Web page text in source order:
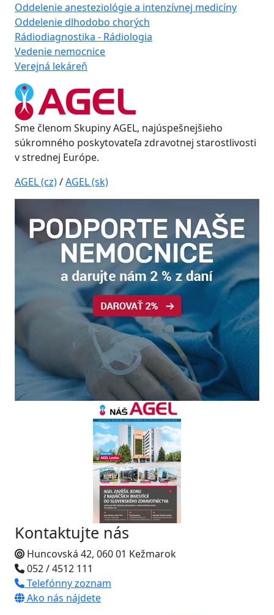
Oddelenie anesteziológie a intenzívnej medicíny
Oddelenie dlhodobo chorých
Rádiodiagnostika - Rádiologia
Vedenie nemocnice
Verejná lekáreň
Sme členom Skupiny AGEL, najúspešnejšieho
súkromného poskytovateľa zdravotnej starostlivosti
v strednej Európe.
AGEL (cz)/AGEL (sk)
Kontaktujte nás
Huncovská 42, 060 01 Kežmarok
052 / 4512 111
Telefónny zoznam
Ako nás nájdete